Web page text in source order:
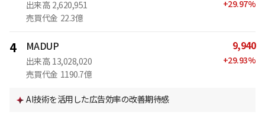
出来高 2,620,951
売買代金 22.3億
+29.97%
4 MADUP
出来高 13,028,020
売買代金 1190.7億
9,940
+29.93%
AI技術を活用した広告効率の改善期待感